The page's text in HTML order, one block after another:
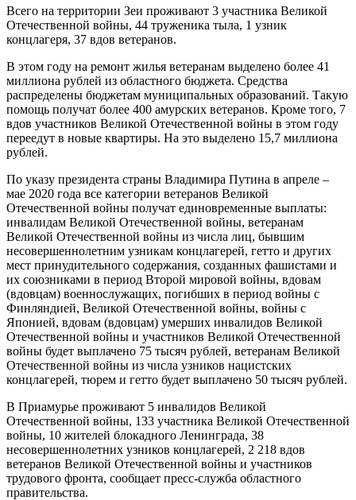
Всего на территории Зеи проживают 3 участника Великой
Отечественной войны, 44 труженика тыла, 1 узник
концлагеря, 37 вдов ветеранов.
В этом году на ремонт жилья ветеранам выделено более 41
миллиона рублей из областного бюджета. Средства
распределены бюджетам муниципальных образований. Такую
помощь получат более 400 амурских ветеранов. Кроме того, 7
вдов участников Великой Отечественной войны в этом году
переедут в новые квартиры. На это выделено 15,7 миллиона
рублей.
По указу президента страны Владимира Путина в апреле –
мае 2020 года все категории ветеранов Великой
Отечественной войны получат единовременные выплаты:
инвалидам Великой Отечественной войны, ветеранам
Великой Отечественной войны из числа лиц, бывшим
несовершеннолетним узникам концлагерей, гетто и других
мест принудительного содержания, созданных фашистами и
их союзниками в период Второй мировой войны, вдовам
(вдовцам) военнослужащих, погибших в период войны с
Финляндией, Великой Отечественной войны, войны с
Японией, вдовам (вдовцам) умерших инвалидов Великой
Отечественной войны и участников Великой Отечественной
войны будет выплачено 75 тысяч рублей, ветеранам Великой
Отечественной войны из числа узников нацистских
концлагерей, тюрем и гетто будет выплачено 50 тысяч рублей.
В Приамурье проживают 5 инвалидов Великой
Отечественной войны, 133 участника Великой Отечественной
войны, 10 жителей блокадного Ленинграда, 38
несовершеннолетних узников концлагерей, 2 218 вдов
ветеранов Великой Отечественной войны и участников
трудового фронта, сообщает пресс-служба областного
правительства.